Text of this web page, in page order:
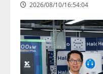
2026/08/10/16:54:04